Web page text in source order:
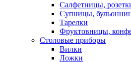
Салфетницы,
Супницы,
Тарелки
Фруктовницы,
Столовые приборы
Вилки
Ложки